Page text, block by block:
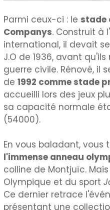
Parmi ceux-ci : le stade
Companys. Construit à
international, il devait
J.O de 1936, avant
guerre civile. Rénové, il
de1992 comme stade
accueilli lors des jeux
sa capacité normale
(54000).
En vous baladant, vous
l'immense anneau
colline de Montjuïc.
Olympique et du sport
Ce dernier retrace
présentant une